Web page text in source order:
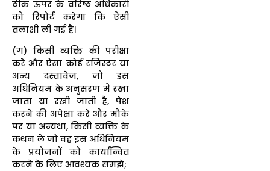
ठीक ऊपर के वरिष्ठ अधिकारी
को रिपोर्ट करेगा कि ऐसी
तलाशी ली गई है।
(ग) किसी व्यक्ति की परीक्षा
करे और ऐसा कोई रजिस्टर या
अन्य दस्तावेज, जो इस
अधिनियम के अनुसरण में रखा
जाता या रखी जाती है, पेश
करने की अपेक्षा करे और मौके
पर या अन्यथा, किसी व्यक्ति के
कथन ले जो वह इस अधिनियम
के प्रयोजनों को कार्यान्वित
करने के लिए आवश्यक समझे;